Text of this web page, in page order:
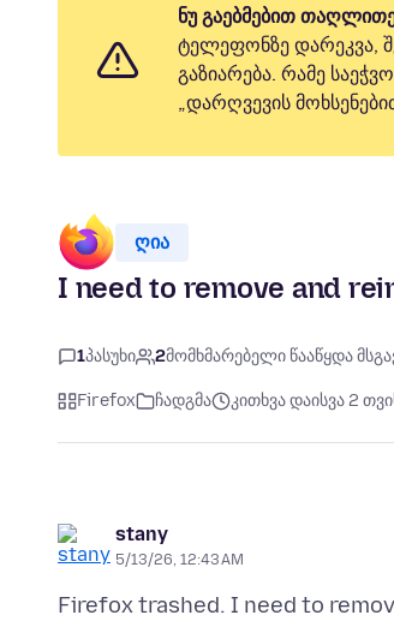
ნუ გაებმებით
ტელეფონზე დარეკვა,
გაზიარება. რამე
„დარღვევის
ღია
I need to remove and
1პასუხი 2მომხმარებელი წააწყდა
Firefox ჩადგმა კითხვა დაისვა 2
stany
5/13/26, 12:43 AM